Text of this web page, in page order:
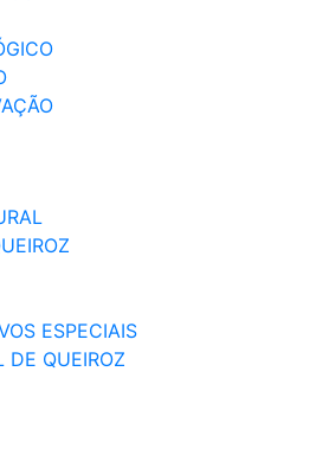
ESPECIAIS
DE QUEIROZ